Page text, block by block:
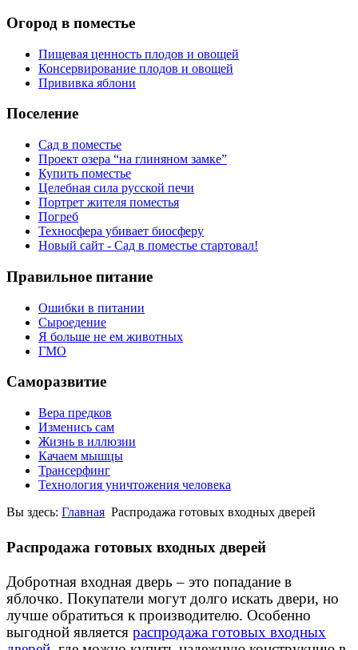
Огород в поместье
Пищевая ценность плодов и овощей
Консервирование плодов и овощей
Прививка яблони
Поселение
Сад в поместье
Проект озера “на глиняном замке”
Купить поместье
Целебная сила русской печи
Портрет жителя поместья
Погреб
Техносфера убивает биосферу
Новый сайт - Сад в поместье стартовал!
Правильное питание
Ошибки в питании
Сыроедение
Я больше не ем животных
ГМО
Саморазвитие
Вера предков
Изменись сам
Жизнь в иллюзии
Качаем мышцы
Трансерфинг
Технология уничтожения человека
Вы здесь: Главная Распродажа готовых входных дверей
Распродажа готовых входных дверей
Добротная входная дверь – это попадание в
яблочко. Покупатели могут долго искать двери, но
лучше обратиться к производителю. Особенно
выгодной является распродажа готовых входных